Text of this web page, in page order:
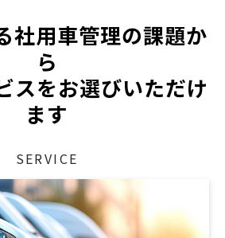
社用車管理の課題か
ら
スをお選びいただけ
ます
SERVICE